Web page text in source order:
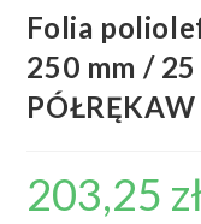
Folia
250 mm /
PÓŁRĘKAW
203,25